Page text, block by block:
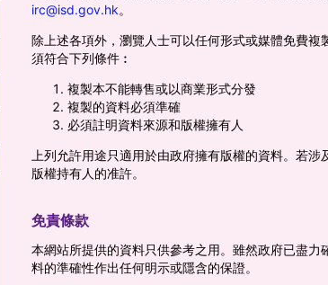
irc@isd.gov.hk。
除上述各項外，瀏覽人士可以任何形式或媒體免費
須符合下列條件︰
複製本不能轉售或以商業形式分發
複製的資料必須準確
必須註明資料來源和版權擁有人
上列允許用途只適用於由政府擁有版權的資料。若
版權持有人的准許。
免責條款
本網站所提供的資料只供參考之用。雖然政府已盡
料的準確性作出任何明示或隱含的保證。